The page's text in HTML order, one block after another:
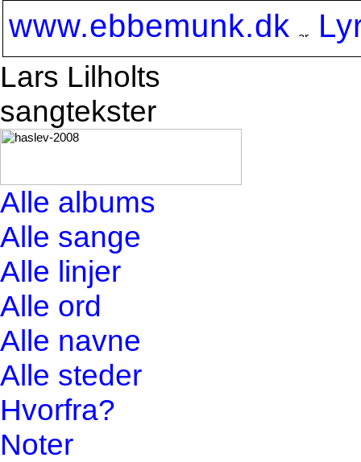
www.ebbemunk.dk
Lars Lilholts
sangtekster
Alle albums
Alle sange
Alle linjer
Alle ord
Alle navne
Alle steder
Hvorfra?
Noter